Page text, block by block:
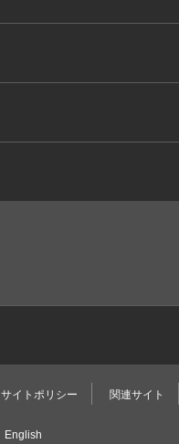
サイトポリシー 関連サイト
English